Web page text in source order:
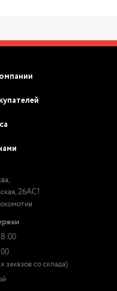
26АС1
заказов со склада)